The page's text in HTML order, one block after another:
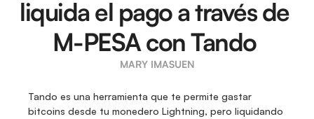
liquida el pago a través de
M-PESA con Tando
MARY IMASUEN
Tando es una herramienta que te permite gastar
bitcoins desde tu monedero Lightning, pero liquidando